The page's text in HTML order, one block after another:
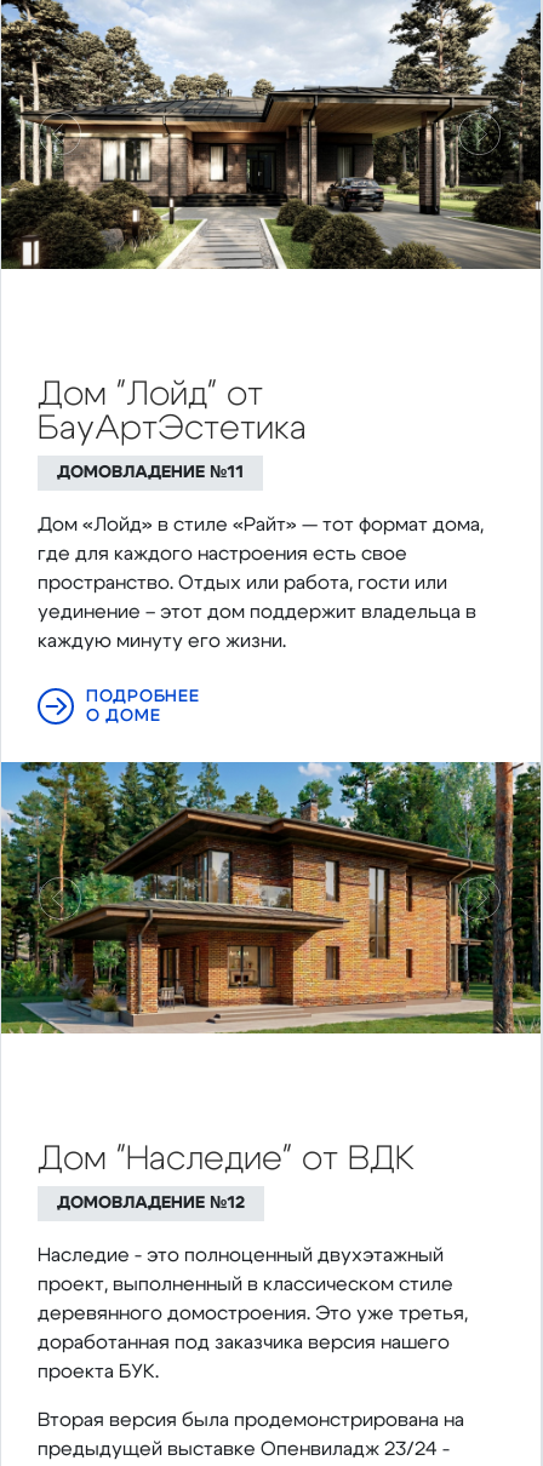
Предыдущий
Дом "Лойд" от
БауАртЭстетика
ДОМОВЛАДЕНИЕ №11
Дом «Лойд» в стиле «Райт» — тот формат дома,
где для каждого настроения есть свое
пространство. Отдых или работа, гости или
уединение – этот дом поддержит владельца в
каждую минуту его жизни.
ПОДРОБНЕЕ
О ДОМЕ
Предыдущий
Дом "Наследие" от ВДК
ДОМОВЛАДЕНИЕ №12
Наследие - это полноценный двухэтажный
проект, выполненный в классическом стиле
деревянного домостроения. Это уже третья,
доработанная под заказчика версия нашего
проекта БУК.
Вторая версия была продемонстрирована на
предыдущей выставке Опенвиладж 23/24 -